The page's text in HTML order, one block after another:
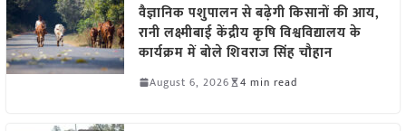
वैज्ञानिक पशुपालन से बढ़ेगी किसानों की आय,
रानी लक्ष्मीबाई केंद्रीय कृषि विश्वविद्यालय के
कार्यक्रम में बोले शिवराज सिंह चौहान
August 6, 2026 4 min read